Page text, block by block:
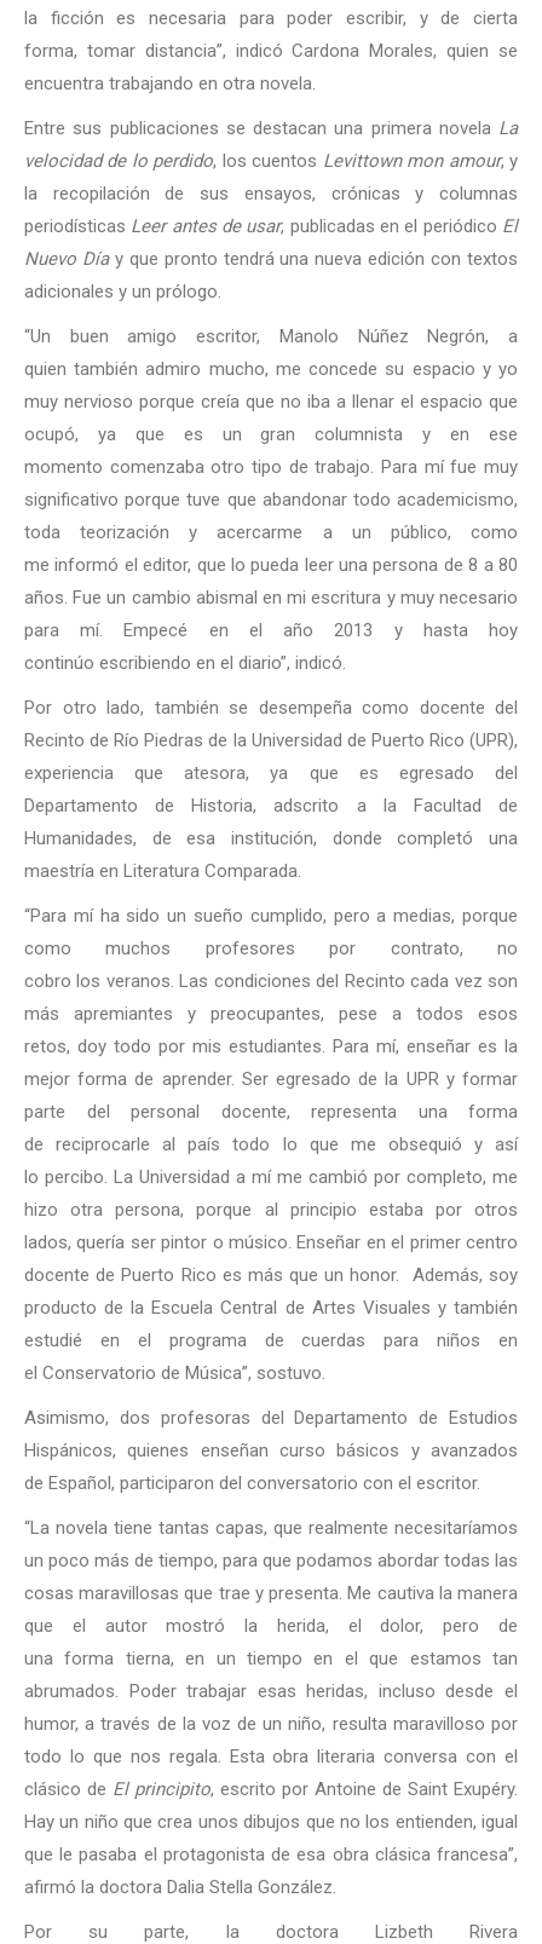
la ficción es necesaria para poder escribir, y de cierta
forma, tomar distancia”, indicó Cardona Morales, quien se
encuentra trabajando en otra novela.
Entre sus publicaciones se destacan una primera novela La
velocidad de lo perdido, los cuentos Levittown mon amour, y
la recopilación de sus ensayos, crónicas y columnas
periodísticas Leer antes de usar, publicadas en el periódico El
Nuevo Día y que pronto tendrá una nueva edición con textos
adicionales y un prólogo.
“Un buen amigo escritor, Manolo Núñez Negrón, a
quien también admiro mucho, me concede su espacio y yo
muy nervioso porque creía que no iba a llenar el espacio que
ocupó, ya que es un gran columnista y en ese
momento comenzaba otro tipo de trabajo. Para mí fue muy
significativo porque tuve que abandonar todo academicismo,
toda teorización y acercarme a un público, como
me informó el editor, que lo pueda leer una persona de 8 a 80
años. Fue un cambio abismal en mi escritura y muy necesario
para mí. Empecé en el año 2013 y hasta hoy
continúo escribiendo en el diario”, indicó.
Por otro lado, también se desempeña como docente del
Recinto de Río Piedras de la Universidad de Puerto Rico (UPR),
experiencia que atesora, ya que es egresado del
Departamento de Historia, adscrito a la Facultad de
Humanidades, de esa institución, donde completó una
maestría en Literatura Comparada.
“Para mí ha sido un sueño cumplido, pero a medias, porque
como muchos profesores por contrato, no
cobro los veranos. Las condiciones del Recinto cada vez son
más apremiantes y preocupantes, pese a todos esos
retos, doy todo por mis estudiantes. Para mí, enseñar es la
mejor forma de aprender. Ser egresado de la UPR y formar
parte del personal docente, representa una forma
de reciprocarle al país todo lo que me obsequió y así
lo percibo. La Universidad a mí me cambió por completo, me
hizo otra persona, porque al principio estaba por otros
lados, quería ser pintor o músico. Enseñar en el primer centro
docente de Puerto Rico es más que un honor. Además, soy
producto de la Escuela Central de Artes Visuales y también
estudié en el programa de cuerdas para niños en
el Conservatorio de Música”, sostuvo.
Asimismo, dos profesoras del Departamento de Estudios
Hispánicos, quienes enseñan curso básicos y avanzados
de Español, participaron del conversatorio con el escritor.
“La novela tiene tantas capas, que realmente necesitaríamos
un poco más de tiempo, para que podamos abordar todas las
cosas maravillosas que trae y presenta. Me cautiva la manera
que el autor mostró la herida, el dolor, pero de
una forma tierna, en un tiempo en el que estamos tan
abrumados. Poder trabajar esas heridas, incluso desde el
humor, a través de la voz de un niño, resulta maravilloso por
todo lo que nos regala. Esta obra literaria conversa con el
clásico de El principito, escrito por Antoine de Saint Exupéry.
Hay un niño que crea unos dibujos que no los entienden, igual
que le pasaba el protagonista de esa obra clásica francesa”,
afirmó la doctora Dalia Stella González.
Por su parte, la doctora Lizbeth Rivera